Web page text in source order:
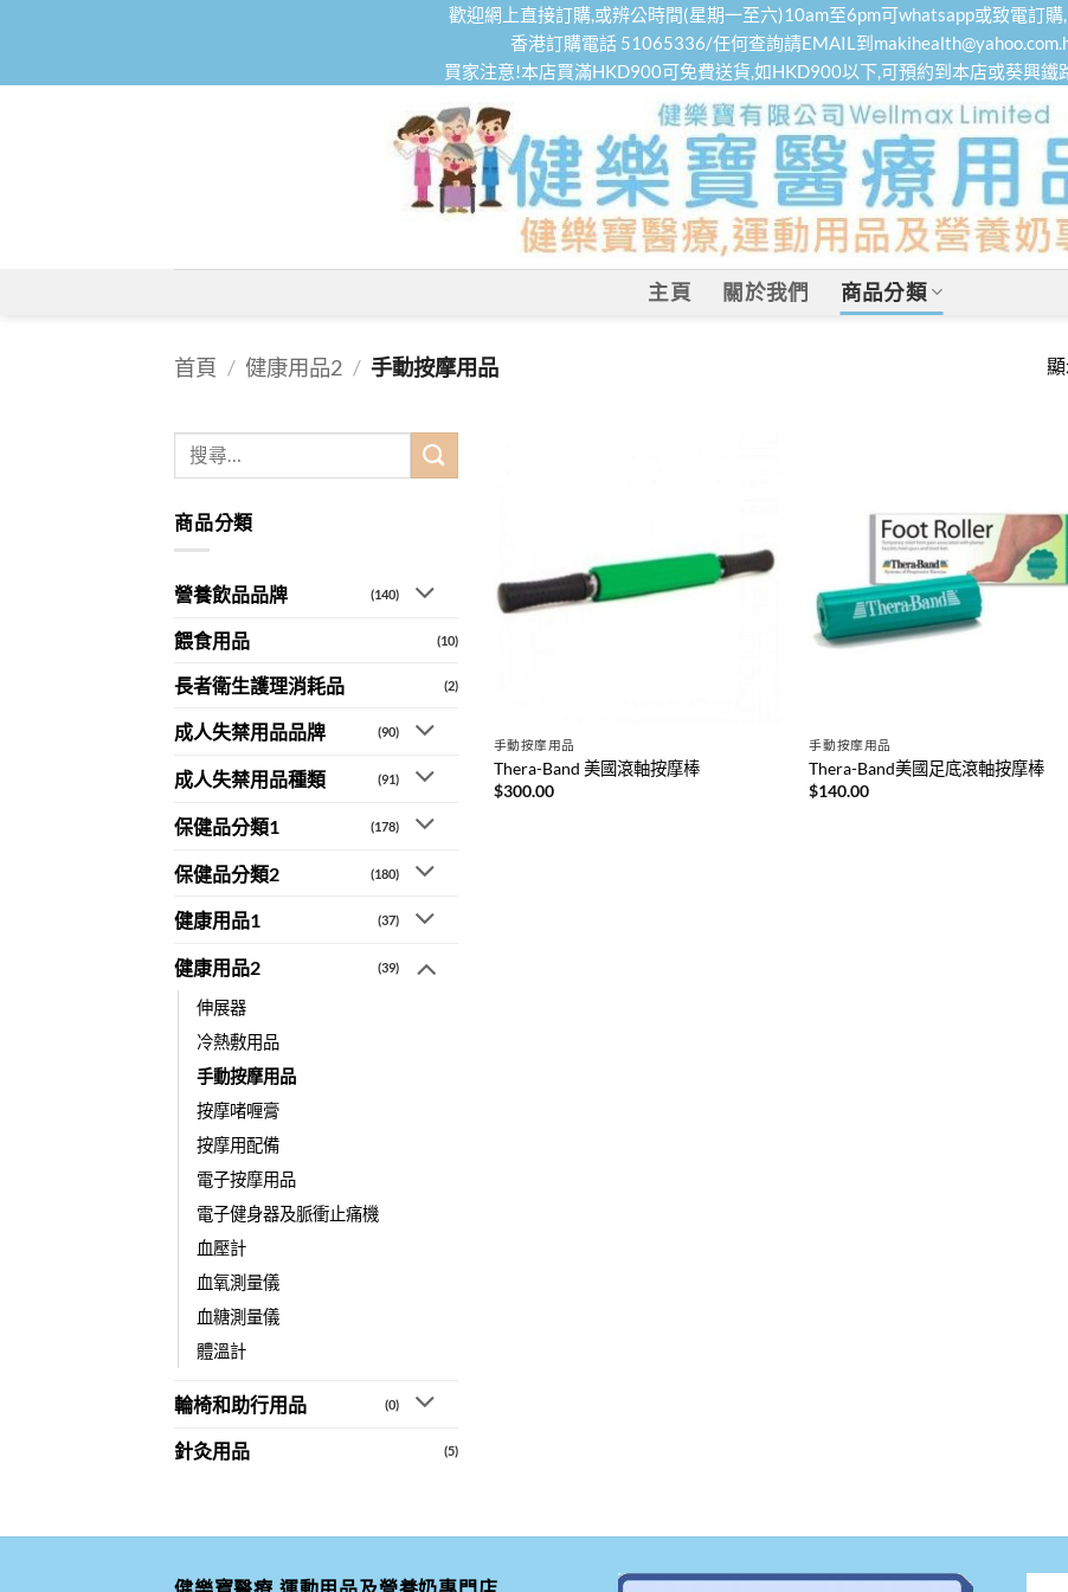
歡迎網上直接訂購,或辨公時間(星期一至六)10am至6pm可whatsapp或致電訂購
香港訂購電話 51065336/任何查詢請EMAIL到
買家注意!本店買滿HKD900可免費送貨,如HKD900以下,可預約到本店或葵興鐵
主頁 關於我們 商品分類
首頁 / 健康用品2 / 手動按摩用品
鍵
字:
商品分類
營養飲品品牌 (140)
餵食用品 (10)
長者衛生護理消耗品 (2)
成人失禁用品品牌 (90)
成人失禁用品種類 (91)
保健品分類1 (178)
保健品分類2 (180)
健康用品1 (37)
健康用品2 (39)
伸展器
冷熱敷用品
手動按摩用品
按摩啫喱膏
按摩用配備
電子按摩用品
電子健身器及脈衝止痛機
血壓計
血氧測量儀
血糖測量儀
體溫計
輪椅和助行用品 (0)
針灸用品 (5)
手動按摩用品
Thera-Band 美國滾軸按摩棒
$300.00
手動按摩用品
Thera-Band美國足底滾軸按摩棒
$140.00